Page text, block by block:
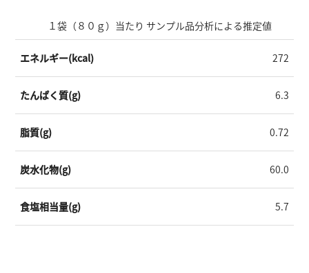
１袋（８０ｇ）当たり サンプル品分析による推定値
エネルギー(kcal) 272
たんぱく質(g) 6.3
脂質(g) 0.72
炭水化物(g) 60.0
食塩相当量(g) 5.7